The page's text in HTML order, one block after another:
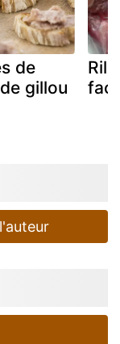
de
gillou